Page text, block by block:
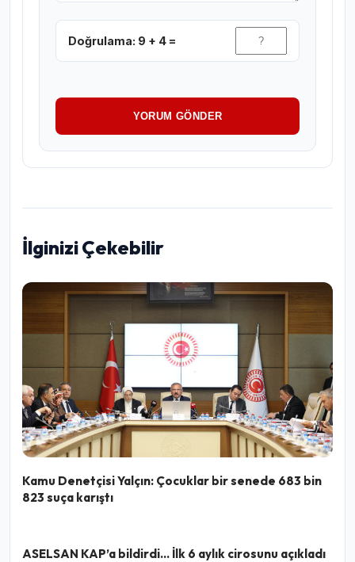
Doğrulama: 9 + 4 =
YORUM GÖNDER
İlginizi Çekebilir
Kamu Denetçisi Yalçın: Çocuklar bir senede 683 bin
823 suça karıştı
ASELSAN KAP’a bildirdi… İlk 6 aylık cirosunu açıkladı